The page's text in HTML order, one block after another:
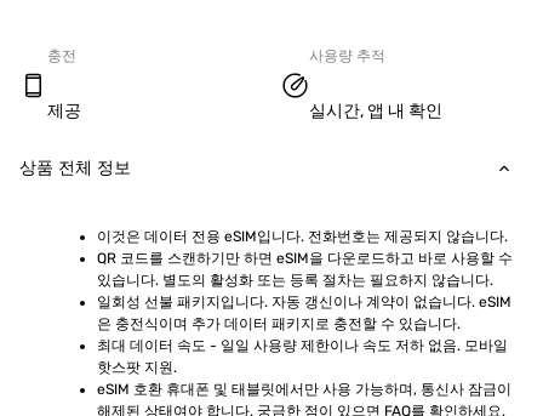
충전
제공
사용량 추적
실시간, 앱 내 확인
상품 전체 정보
이것은 데이터 전용 eSIM입니다. 전화번호는 제공되지 않습니다.
QR 코드를 스캔하기만 하면 eSIM을 다운로드하고 바로 사용할 수
있습니다. 별도의 활성화 또는 등록 절차는 필요하지 않습니다.
일회성 선불 패키지입니다. 자동 갱신이나 계약이 없습니다. eSIM
은 충전식이며 추가 데이터 패키지로 충전할 수 있습니다.
최대 데이터 속도 - 일일 사용량 제한이나 속도 저하 없음. 모바일
핫스팟 지원.
eSIM 호환 휴대폰 및 태블릿에서만 사용 가능하며, 통신사 잠금이
해제된 상태여야 합니다. 궁금한 점이 있으면 FAQ를 확인하세요.